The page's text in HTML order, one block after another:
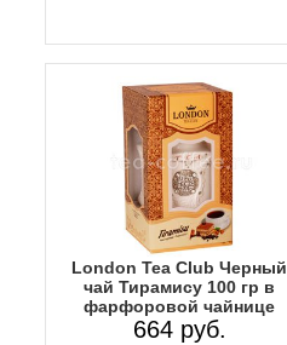
Lоndon Tea Club Черный
чай Тирамису 100 гр в
фарфоровой чайнице
664 руб.